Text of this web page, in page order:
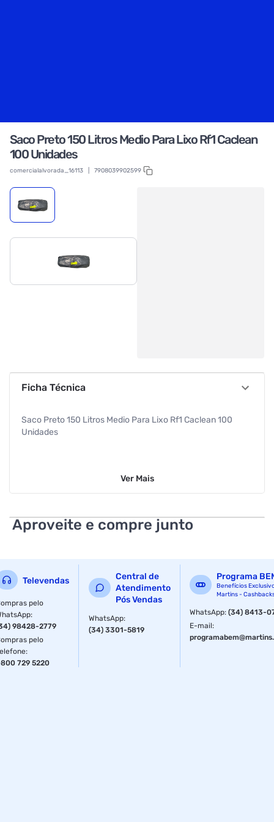
Saco Preto 150 Litros Medio Para Lixo Rf1 Caclean
100 Unidades
comercialalvorada_16113 7908039902599
Ficha Técnica
Saco Preto 150 Litros Medio Para Lixo Rf1 Caclean 100
Unidades
Ver Mais
Aproveite e compre junto
Televendas
pelo
:
98428-2779
pelo
:
729 5220
Central de
Atendimento
Pós Vendas
WhatsApp:
(34) 3301-5819
Programa
Benefícios
Martins -
WhatsApp:(34) 8413-
E-mail: